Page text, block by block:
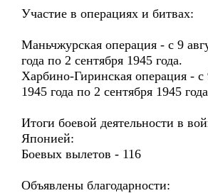
Участие в операциях и битвах:
Маньчжурская операция - с 9
года по 2 сентября 1945 года.
Харбино-Гиринская операция - с
1945 года по 2 сентября 1945
Итоги боевой деятельности в
Японией:
Боевых вылетов - 116
Объявлены благодарности: